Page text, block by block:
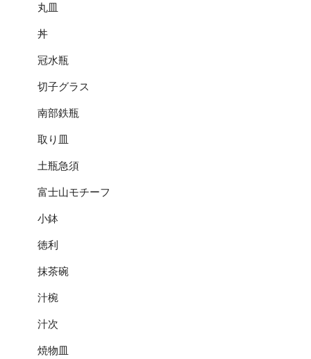
丸皿
丼
冠水瓶
切子グラス
南部鉄瓶
取り皿
土瓶急須
富士山モチーフ
小鉢
徳利
抹茶碗
汁椀
汁次
焼物皿